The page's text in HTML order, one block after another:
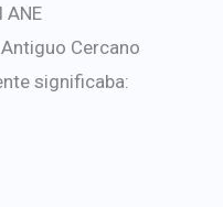
ANE
Cercano
significaba: